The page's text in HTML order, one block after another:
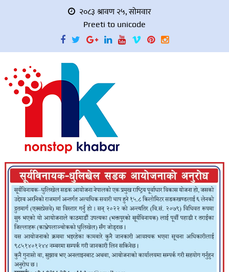
२०८३ श्रावण २५, सोमवार
Preeti to unicode